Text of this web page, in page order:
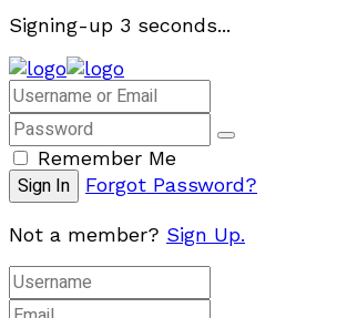
Signing-up 3 seconds...
Remember Me
Forgot Password?
Not a member? Sign Up.